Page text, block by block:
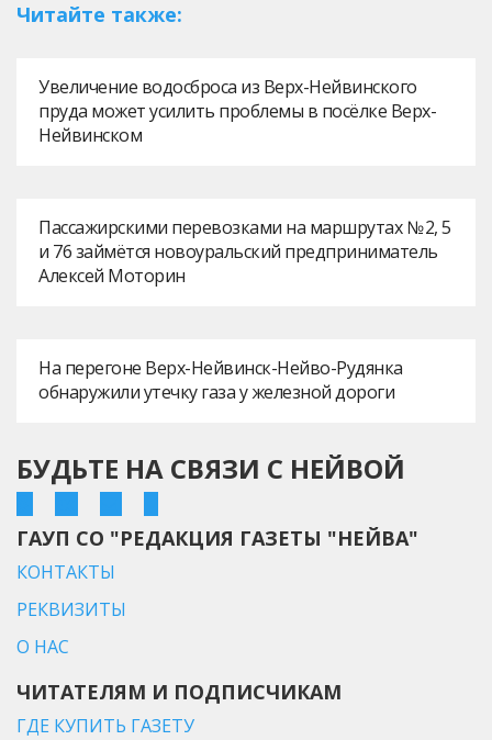
Читайте также:
Увеличение водосброса из Верх-Нейвинского
пруда может усилить проблемы в посёлке Верх-
Нейвинском
Пассажирскими перевозками на маршрутах № 2, 5
и 76 займётся новоуральский предприниматель
Алексей Моторин
На перегоне Верх-Нейвинск-Нейво-Рудянка
обнаружили утечку газа у железной дороги
БУДЬТЕ НА СВЯЗИ С НЕЙВОЙ
ГАУП СО "РЕДАКЦИЯ ГАЗЕТЫ "НЕЙВА"
КОНТАКТЫ
РЕКВИЗИТЫ
О НАС
ЧИТАТЕЛЯМ И ПОДПИСЧИКАМ
ГДЕ КУПИТЬ ГАЗЕТУ